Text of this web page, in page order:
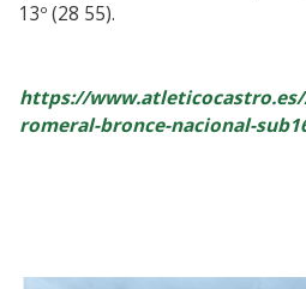
13º (28 55).
https://www.atleticocastro.es/
romeral-bronce-nacional-